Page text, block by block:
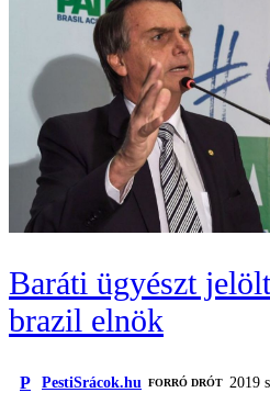
Baráti ügyészt
brazil elnök
P PestiSrácok.hu FORRÓ DRÓT 2019